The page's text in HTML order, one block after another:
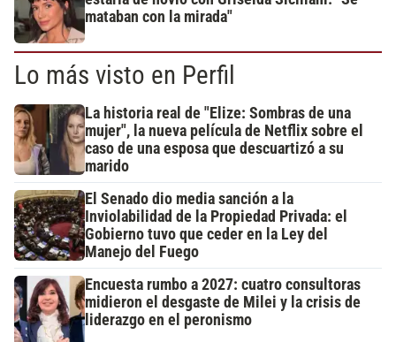
mataban con la mirada"
Lo más visto en Perfil
La historia real de "Elize: Sombras de una
mujer", la nueva película de Netflix sobre el
caso de una esposa que descuartizó a su
marido
El Senado dio media sanción a la
Inviolabilidad de la Propiedad Privada: el
Gobierno tuvo que ceder en la Ley del
Manejo del Fuego
Encuesta rumbo a 2027: cuatro consultoras
midieron el desgaste de Milei y la crisis de
liderazgo en el peronismo